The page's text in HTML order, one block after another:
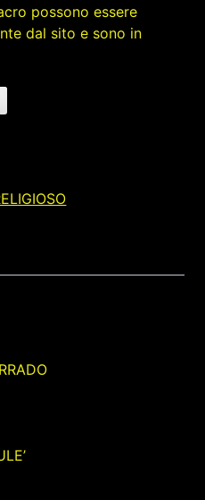
possono essere
dal sito e sono in